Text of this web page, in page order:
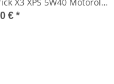
L) + Ölfilter +
€ *